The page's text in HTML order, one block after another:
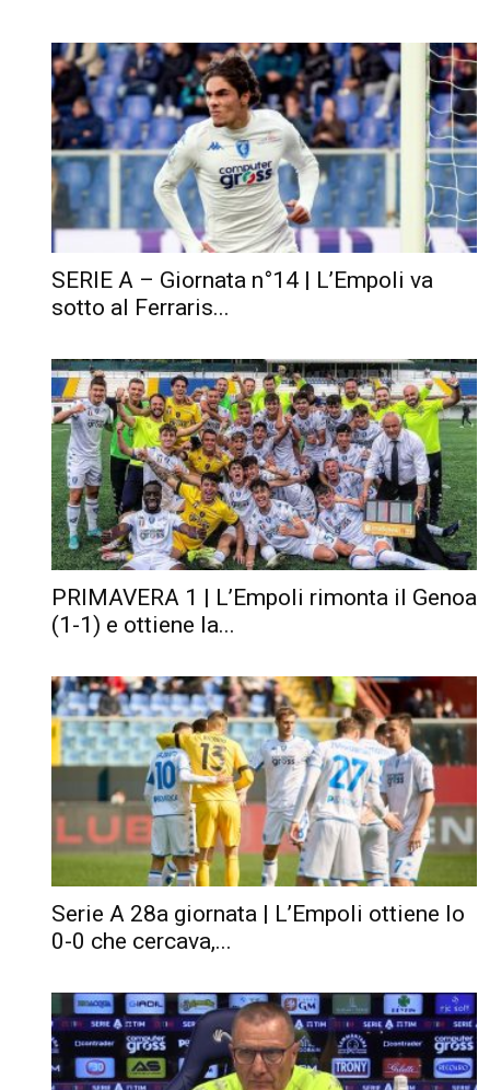
SERIE A – Giornata n°14 | L’Empoli va
sotto al Ferraris...
PRIMAVERA 1 | L’Empoli rimonta il Genoa
(1-1) e ottiene la...
Serie A 28a giornata | L’Empoli ottiene lo
0-0 che cercava,...